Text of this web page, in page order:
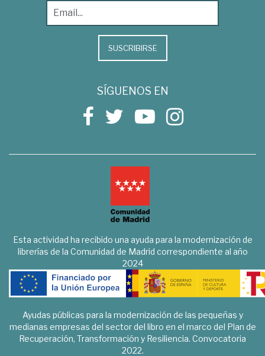
SUSCRIBIRSE
SÍGUENOS EN
Esta actividad ha recibido una ayuda para la modernización de
librerías de la Comunidad de Madrid correspondiente al año
2024
Ayudas públicas para la modernización de las pequeñas y
medianas empresas del sector del libro en el marco del Plan de
Recuperación, Transformación y Resiliencia. Convocatoria
2022.